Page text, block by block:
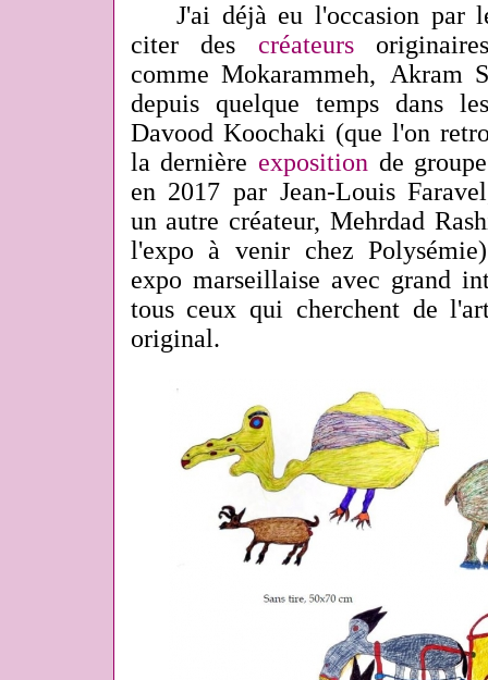
J'ai déjà eu l'occasion par
citer des créateurs
comme Mokarammeh, Akram
depuis quelque temps dans
Davood Koochaki (que l'on
la dernière exposition de
en 2017 par Jean-Louis
un autre créateur, Mehrdad
l'expo à venir chez
expo marseillaise avec grand
tous ceux qui cherchent de
original.